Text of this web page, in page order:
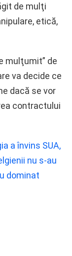
de mulţi
etică,
mulţumit” de
va decide ce
dacă se vor
contractului
a învins SUA,
nu s-au
dominat